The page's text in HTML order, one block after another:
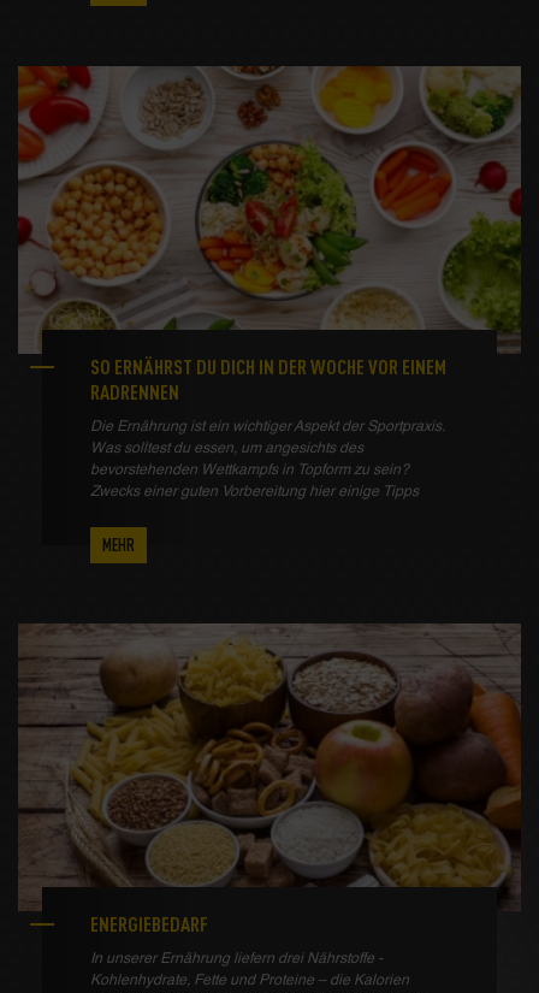
SO ERNÄHRST DU DICH IN DER WOCHE VOR EINEM
RADRENNEN
Die Ernährung ist ein wichtiger Aspekt der Sportpraxis.
Was solltest du essen, um angesichts des
bevorstehenden Wettkampfs in Topform zu sein?
Zwecks einer guten Vorbereitung hier einige Tipps
MEHR
ENERGIEBEDARF
In unserer Ernährung liefern drei Nährstoffe -
Kohlenhydrate, Fette und Proteine – die Kalorien